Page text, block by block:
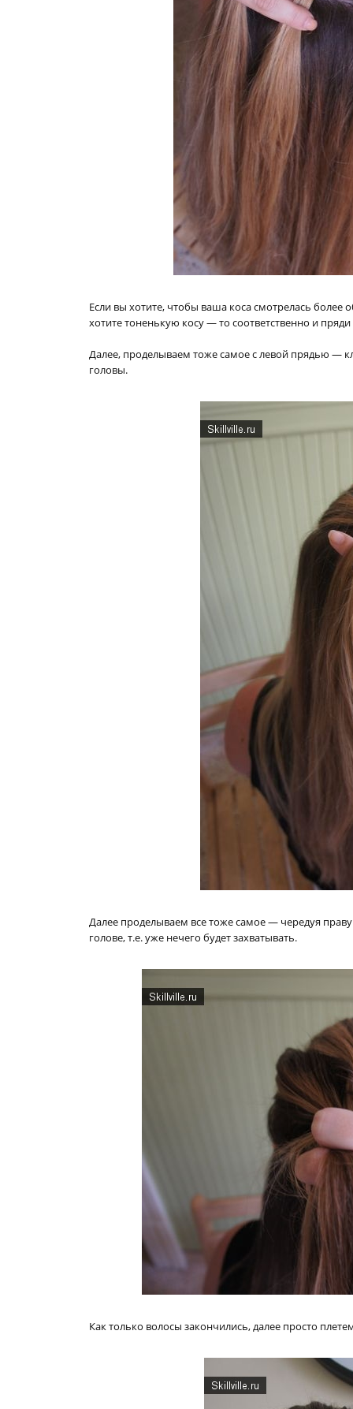
Если вы хотите, чтобы ваша коса смотрелась
хотите тоненькую косу — то соответственно и
Далее, проделываем тоже самое с левой прядью —
головы.
Далее проделываем все тоже самое — чередуя
голове, т.е. уже нечего будет захватывать.
Как только волосы закончились, далее просто